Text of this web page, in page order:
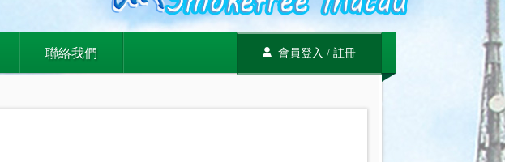
聯絡我們 會員登入 / 註冊